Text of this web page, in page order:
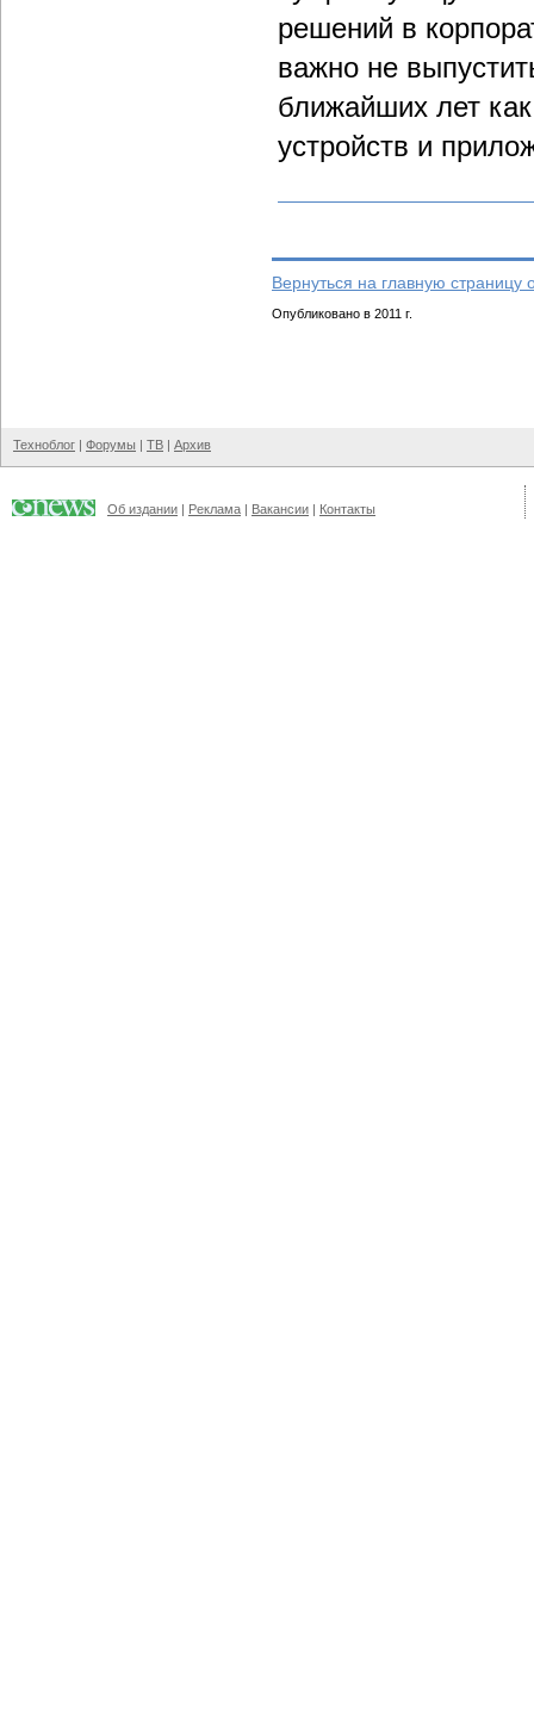
решений в
важно не
ближайших лет
устройств и
Вернуться на главную страницу
Опубликовано в 2011 г.
Техноблог | Форумы | ТВ | Архив
Об издании | Реклама | Вакансии | Контакты